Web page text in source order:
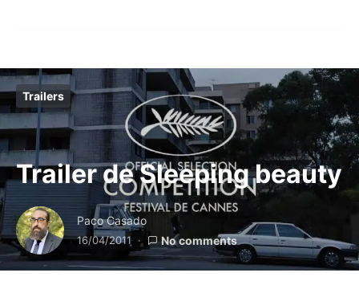
Trailers
Trailer de Sleeping beauty
Paco Casado
16/04/2011 No comments